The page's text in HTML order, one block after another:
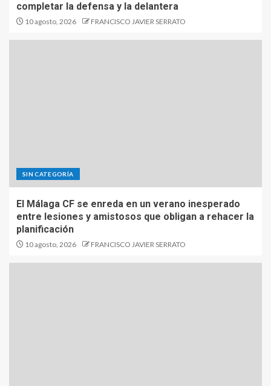
completar la defensa y la delantera
10 agosto, 2026 FRANCISCO JAVIER SERRATO
SIN CATEGORÍA
El Málaga CF se enreda en un verano inesperado
entre lesiones y amistosos que obligan a rehacer la
planificación
10 agosto, 2026 FRANCISCO JAVIER SERRATO